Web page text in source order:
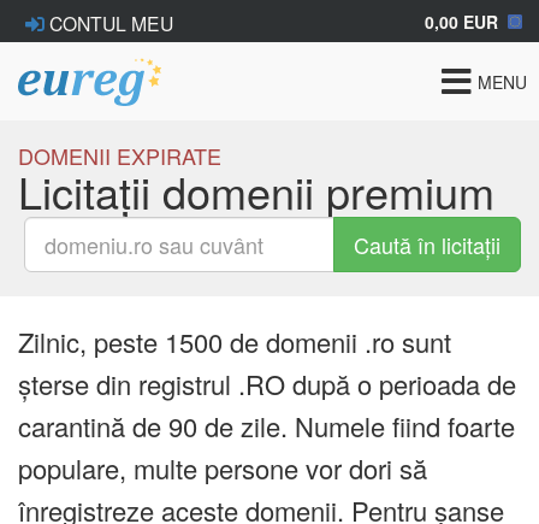
CONTUL MEU 0,00 EUR
Toggle
MENU
DOMENII EXPIRATE
Licitații domenii premium
Caută în licitații
Zilnic, peste 1500 de domenii .ro sunt
șterse din registrul .RO după o perioada de
carantină de 90 de zile. Numele fiind foarte
populare, multe persone vor dori să
înregistreze aceste domenii. Pentru șanse